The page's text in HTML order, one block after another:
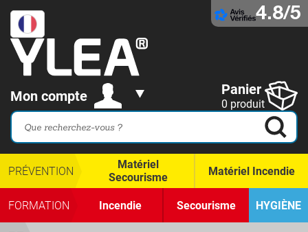
4.8/5
Mon compte Panier
0 produit
PRÉVENTION
Matériel
Secourisme
Matériel Incendie
FORMATION Incendie Secourisme HYGIÈNE